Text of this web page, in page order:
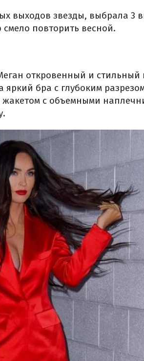
выходов звезды, выбрала 3
повторить весной.
откровенный и стильный
яркий бра с глубоким
с объемными